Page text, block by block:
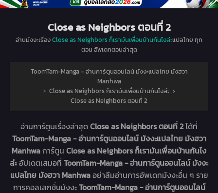
Close as Neighbors ตอนที่ 2
อ่านมังงะเรื่องClose as Neighbors ก็เรามันเพื่อนบ้านกันไงล่ะแปลไทย ทุก
ตอน อัพเดทตอนล่าสุด
ToomTam-Manga – อ่านการ์ตูนออนไลน์ มังงะแปลไทย มังฮวา
Manhwa
› Close as Neighbors ก็เรามันเพื่อนบ้านกันไงล่ะ ›
Close as Neighbors ตอนที่ 2
อ่านการ์ตูนเรื่องล่าสุดClose as Neighbors ตอนที่ 2ได้ที่
ToomTam-Manga - อ่านการ์ตูนออนไลน์ มังงะแปลไทย มังฮวา
Manhwaการ์ตูน Close as Neighbors ก็เรามันเพื่อนบ้านกันไง
ล่ะอัปเดตเสมอที่ ToomTam-Manga - อ่านการ์ตูนออนไลน์ มังงะ
แปลไทย มังฮวา Manhwaอย่าลืมอ่านการอัพเดทมังงะอื่น ๆ ราย
การคอลเลกชั่นมังงะToomTam-Manga - อ่านการ์ตูนออนไลน์